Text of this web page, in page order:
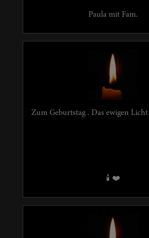
Paula mit Fam.
Zum Geburtstag . Das ewigen
🕯️ ❤️